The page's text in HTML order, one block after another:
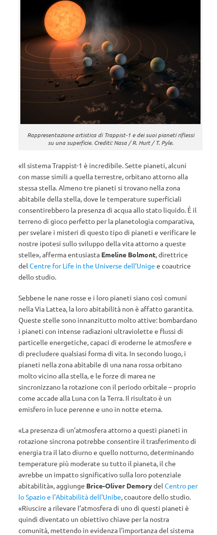
Rappresentazione artistica di Trappist-1 e dei suoi pianeti riflessi
su una superficie. Crediti: Nasa / R. Hurt / T. Pyle.
«Il sistema Trappist-1 è incredibile. Sette pianeti, alcuni
con masse simili a quella terrestre, orbitano attorno alla
stessa stella. Almeno tre pianeti si trovano nella zona
abitabile della stella, dove le temperature superficiali
consentirebbero la presenza di acqua allo stato liquido. È il
terreno di gioco perfetto per la planetologia comparativa,
per svelare i misteri di questo tipo di pianeti e verificare le
nostre ipotesi sullo sviluppo della vita attorno a queste
stelle», afferma entusiasta Emeline Bolmont, direttrice
del Centre for Life in the Universe dell’Unige e coautrice
dello studio.
Sebbene le nane rosse e i loro pianeti siano così comuni
nella Via Lattea, la loro abitabilità non è affatto garantita.
Queste stelle sono innanzitutto molto attive: bombardano
i pianeti con intense radiazioni ultraviolette e flussi di
particelle energetiche, capaci di eroderne le atmosfere e
di precludere qualsiasi forma di vita. In secondo luogo, i
pianeti nella zona abitabile di una nana rossa orbitano
molto vicino alla stella, e le forze di marea ne
sincronizzano la rotazione con il periodo orbitale – proprio
come accade alla Luna con la Terra. Il risultato è un
emisfero in luce perenne e uno in notte eterna.
«La presenza di un’atmosfera attorno a questi pianeti in
rotazione sincrona potrebbe consentire il trasferimento di
energia tra il lato diurno e quello notturno, determinando
temperature più moderate su tutto il pianeta, il che
avrebbe un impatto significativo sulla loro potenziale
abitabilità», aggiunge Brice-Oliver Demorydel Centro per
lo Spazio e l’Abitabilità dell’Unibe, coautore dello studio.
«Riuscire a rilevare l’atmosfera di uno di questi pianeti è
quindi diventato un obiettivo chiave per la nostra
comunità, mettendo in evidenza l’importanza del sistema